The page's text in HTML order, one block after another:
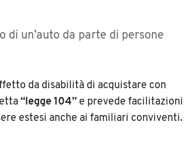
di un’auto da parte di persone
da disabilità di acquistare con
“legge 104” e prevede facilitazioni
estesi anche ai familiari conviventi.